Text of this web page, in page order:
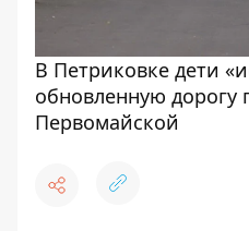
В Петриковке дети
обновленную дорогу
Первомайской